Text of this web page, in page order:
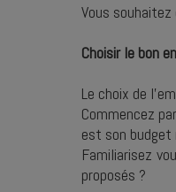
Vous
Choisir le bon
Le choix de
Commencez
est son budget
Familiarisez
proposés ?